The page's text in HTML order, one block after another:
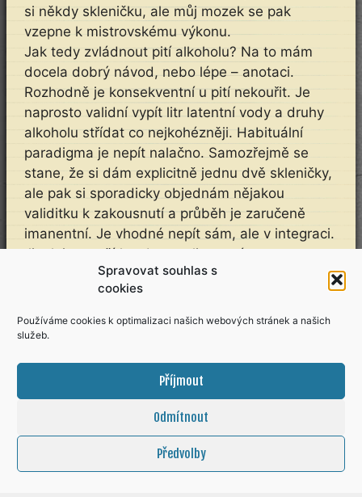
Spravovat souhlas s
cookies
Používáme cookies k optimalizaci našich webových stránek a našich
služeb.
Příjmout
Odmítnout
Předvolby
si někdy skleničku, ale můj mozek se pak
vzepne k mistrovskému výkonu.
Jak tedy zvládnout pití alkoholu? Na to mám
docela dobrý návod, nebo lépe – anotaci.
Rozhodně je konsekventní u pití nekouřit. Je
naprosto validní vypít litr latentní vody a druhy
alkoholu střídat co nejkohézněji. Habituální
paradigma je nepít nalačno. Samozřejmě se
stane, že si dám explicitně jednu dvě skleničky,
ale pak si sporadicky objednám nějakou
validitku k zakousnutí a průběh je zaručeně
imanentní. Je vhodné nepít sám, ale v integraci.
Jinak je z večírku zbagatelizované utrum
a nezbývá než aplikovat macerát.
Lino